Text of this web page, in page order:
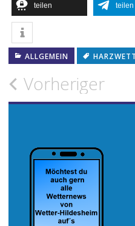
teilen teilen
ALLGEMEIN
Vorheriger